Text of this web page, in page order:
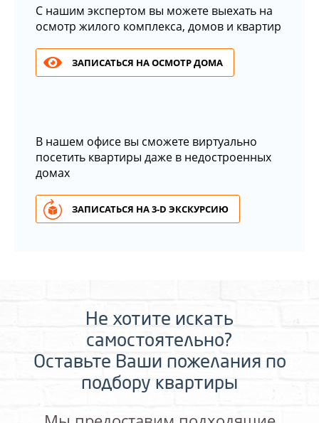
С нашим экспертом вы можете выехать на
осмотр жилого комплекса, домов и квартир
ЗАПИСАТЬСЯ НА ОСМОТР ДОМА
В нашем офисе вы сможете виртуально
посетить квартиры даже в недостроенных
домах
ЗАПИСАТЬСЯ НА 3-D ЭКСКУРСИЮ
Не хотите искать
самостоятельно?
Оставьте Ваши пожелания по
подбору квартиры